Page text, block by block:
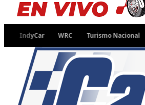
IndyCar WRC Turismo Nacional